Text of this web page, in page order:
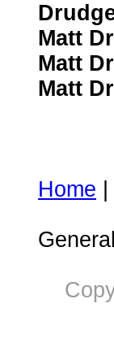
Matt
Matt
Matt
Home